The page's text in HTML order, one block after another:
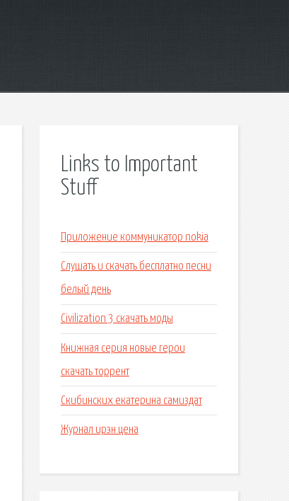
Links to Important
Stuff
Приложение коммуникатор nokia
Слушать и скачать бесплатно песни
белый день
Civilization 3 скачать моды
Книжная серия новые герои
скачать торрент
Скибинских екатерина самиздат
Журнал ирэн цена